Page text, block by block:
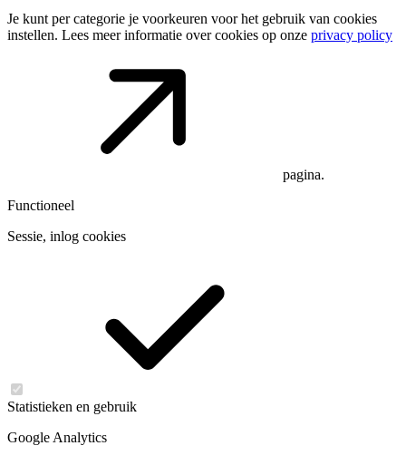
Je kunt per categorie je voorkeuren voor het gebruik van cookies
instellen. Lees meer informatie over cookies op onze privacy policy
pagina.
Functioneel
Sessie, inlog cookies
Statistieken en gebruik
Google Analytics